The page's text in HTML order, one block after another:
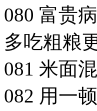
080 富贵
多吃粗粮
081 米面
082 用一